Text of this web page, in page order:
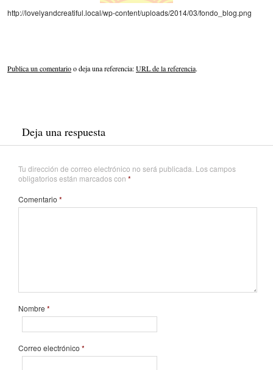
http://lovelyandcreatiful.local/wp-content/uploads/2014/03/fondo_blog.png
Publica un comentarioo deja una referencia:URL de la referencia.
Deja una respuesta
Tu dirección de correo electrónico no será publicada. Los campos
obligatorios están marcados con *
Comentario *
Nombre *
Correo electrónico *